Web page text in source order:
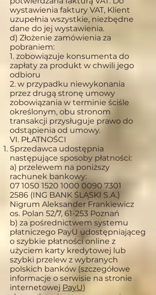
wystawienia faktury VAT, Klient
uzupełnia wszystkie, niezbędne
dane do jej wystawienia.
d) Złożenie zamówienia za
pobraniem:
1. zobowiązuje konsumenta do
zapłaty za produkt w chwili jego
odbioru
2. w przypadku niewykonania
przez drugą stronę umowy
zobowiązania w terminie ściśle
określonym, obu stronom
transakcji przysługuje prawo do
odstąpienia od umowy.
VI. PŁATNOŚCI
Sprzedawca udostępnia
następujące sposoby płatności:
a) przelewem na poniższy
rachunek bankowy:
07 1050 1520 1000 0090 7301
2586 (ING BANK ŚLĄSKI S.A.)
Nigrum Aleksander Frankiewicz
os. Polan 52/7, 61-253 Poznań
b) za pośrednictwem systemu
płatniczego PayU udostępniająceg
o szybkie płatności online z
użyciem karty kredytowej lub
szybki przelew z wybranych
polskich banków (szczegółowe
informacje o serwisie na stronie
internetowej PayU)